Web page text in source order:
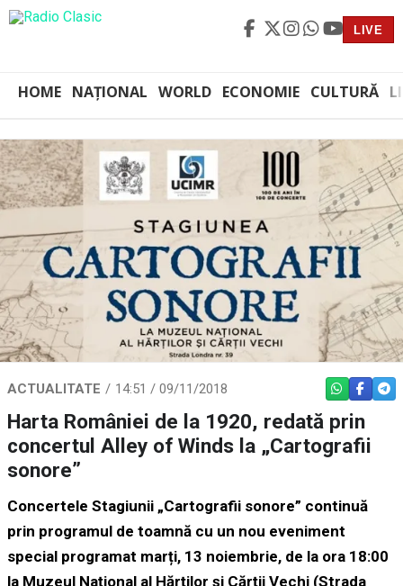
LIVE
HOME NAȚIONAL WORLD ECONOMIE CULTURĂ
ACTUALITATE 14:51 / 09/11/2018 WHATSAPP
Harta României de la 1920, redată prin
concertul Alley of Winds la „Cartografii
sonore”
Concertele Stagiunii „Cartografii sonore” continuă
prin programul de toamnă cu un nou eveniment
special programat marți, 13 noiembrie, de la ora 18:00
la Muzeul Național al Hărților și Cărții Vechi (Strada